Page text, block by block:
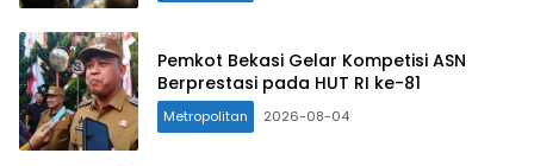
Pemkot Bekasi Gelar Kompetisi ASN
Berprestasi pada HUT RI ke-81
Metropolitan 2026-08-04